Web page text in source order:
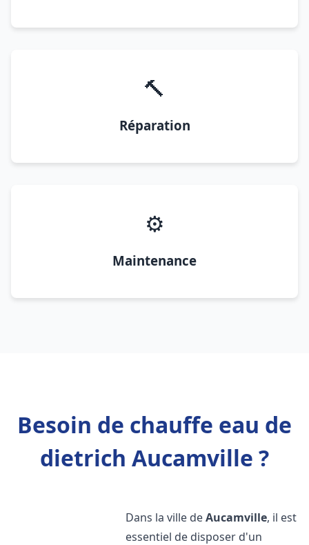
🔨
Réparation
⚙️
Maintenance
Besoin de chauffe eau de
dietrich Aucamville ?
Dans la ville deAucamville, il est
essentiel de disposer d'un